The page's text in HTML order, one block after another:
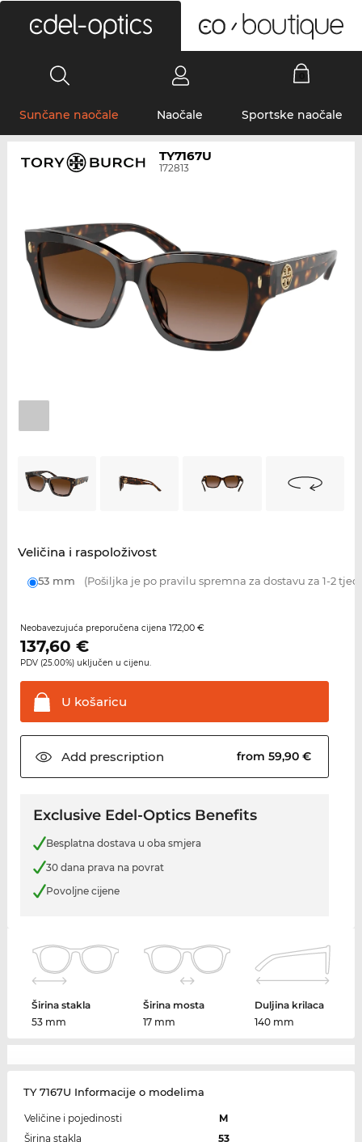
Sunčane naočale Naočale Sportske naočale
TY7167U
172813
Veličina i raspoloživost
53 mm (Pošiljka je po pravilu spremna za dostavu za 1-2
Neobavezujuća preporučena cijena 172,00 €
137,60 €
PDV (25.00%) uključen u cijenu.
U košaricu
Add prescription from 59,90 €
Exclusive Edel-Optics Benefits
Besplatna dostava u oba smjera
30 dana prava na povrat
Povoljne cijene
Širina stakla
53 mm
Širina mosta
17 mm
Duljina krilaca
140 mm
TY 7167U Informacije o modelima
Veličine i pojedinosti
M
Širina stakla
53